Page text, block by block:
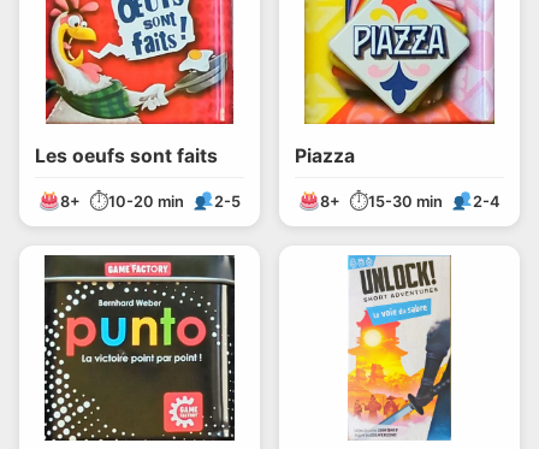
Les oeufs sont faits
8+ ⏱10-20 min 2-5
Piazza
8+ ⏱15-30 min 2-4